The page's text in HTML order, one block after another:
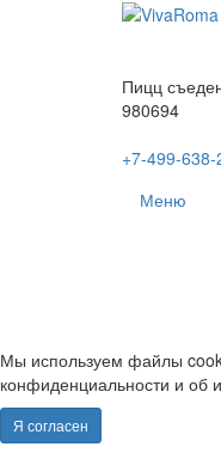
Пицц
980694
+7-499-
Меню
Мы используем файлы
конфиденциальности и об
Я согласен